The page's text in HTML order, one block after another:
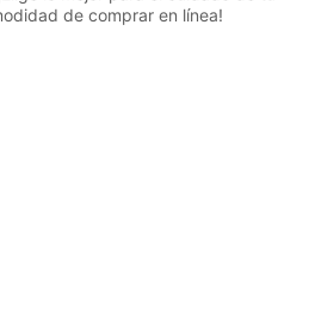
de comprar en línea!